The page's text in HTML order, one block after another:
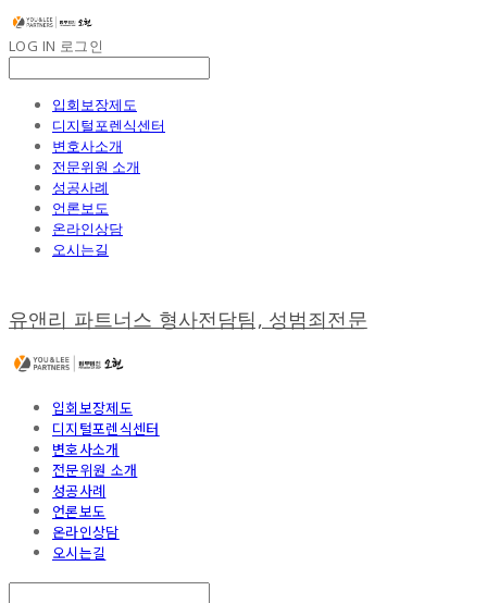
LOG IN 로그인
입회보장제도
디지털포렌식센터
변호사소개
전문위원 소개
성공사례
언론보도
온라인상담
오시는길
유앤리 파트너스 형사전담팀, 성범죄전문
입회보장제도
디지털포렌식센터
변호사소개
전문위원 소개
성공사례
언론보도
온라인상담
오시는길